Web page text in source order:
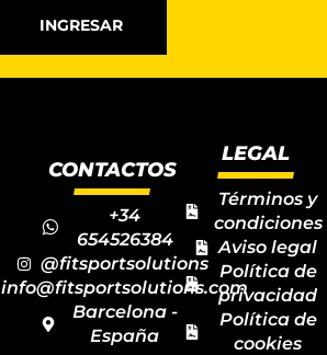
INGRESAR
CONTACTOS
+34
654526384
@fitsportsolutions
info@fitsportsolutions.com
Barcelona -
España
LEGAL
Términos y
condiciones
Aviso legal
Política de
privacidad
Política de
cookies